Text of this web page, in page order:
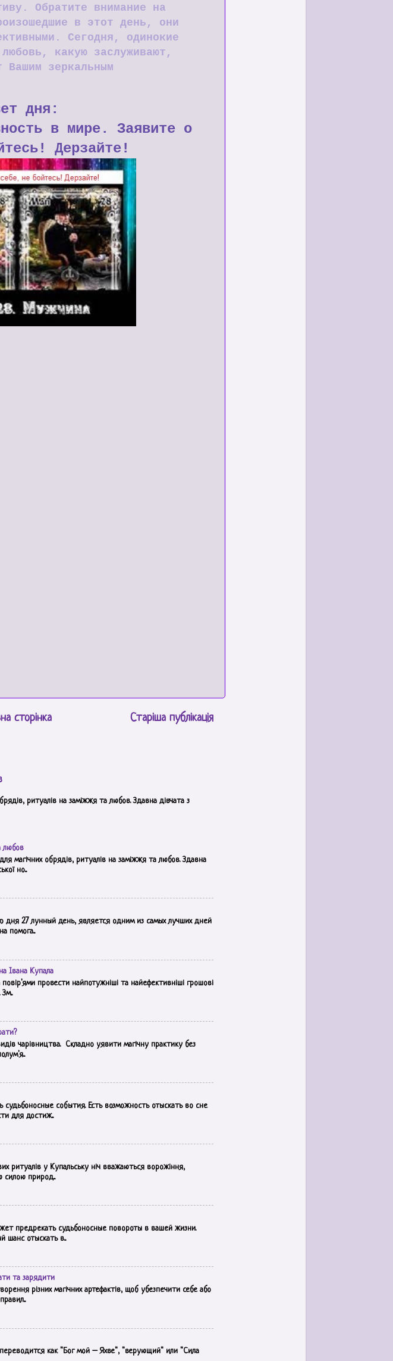
Обратите внимание на
в этот день, они
Сегодня, одинокие
какую заслуживают,
Вашим зеркальным
дня:
в мире. Заявите о
Дерзайте!
Старіша публікація
сторінка
ритуалів на заміжжя та любов. Здавна дівчата з
любов
магічних обрядів, ритуалів на заміжжя та любов. Здавна
но...
дня 27 лунный день, является одним из самых лучших дней
помога...
Івана Купала
провести найпотужніші та найефективніші грошові
чарівництва. Складно уявити магічну практику без
события. Есть возможность отыскать во сне
для достиж...
ритуалів у Купальську ніч вважаються ворожіння,
силою природ...
предрекать судьбоносные повороты в вашей жизни.
шанс отыскать в...
та зарядити
різних магічних артефактів, щоб убезпечити себе або
как "Бог мой – Яхве", "верующий" или "Сила